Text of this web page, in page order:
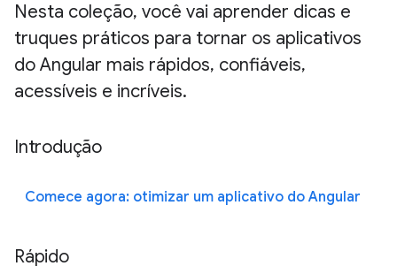
Nesta coleção, você vai aprender dicas e
truques práticos para tornar os aplicativos
do Angular mais rápidos, confiáveis,
acessíveis e incríveis.
Introdução
Comece agora: otimizar um aplicativo do Angular
Rápido